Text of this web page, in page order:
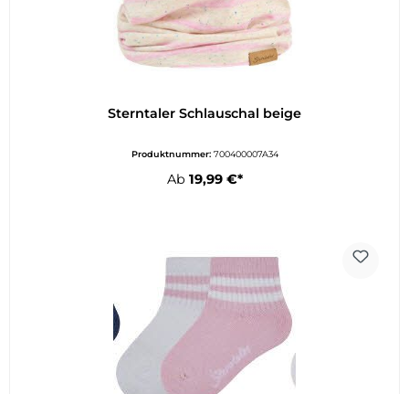
Sterntaler Schlauschal beige
Produktnummer: 700400007A34
Ab 19,99 €*